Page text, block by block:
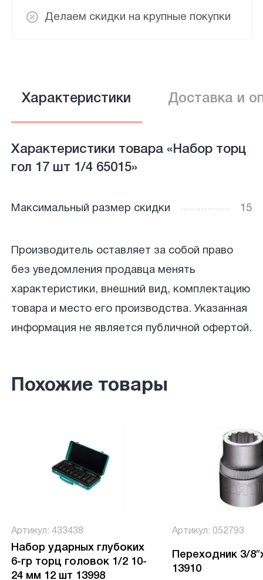
Делаем скидки на крупные покупки
Характеристики Доставка и
Характеристики товара «Набор торц
гол 17 шт 1/4 65015»
Максимальный размер скидки 15
Производитель оставляет за собой право
без уведомления продавца менять
характеристики, внешний вид, комплектацию
товара и место его производства. Указанная
информация не является публичной офертой.
Похожие товары
Артикул: 433438
Набор ударных глубоких
6-гр торц головок 1/2 10-
24 мм 12 шт 13998
Артикул: 052793
Переходник 3/
13910